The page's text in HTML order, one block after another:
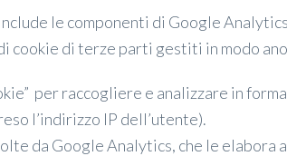
le componenti di Google
cookie di terze parti gestiti in modo
per raccogliere e analizzare in
l’indirizzo IP dell’utente).
da Google Analytics, che le